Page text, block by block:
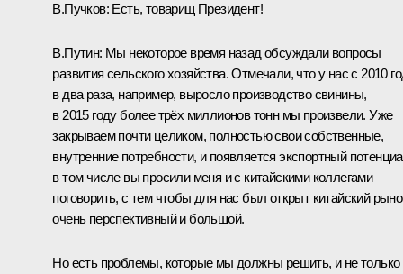
В.Пучков: Есть, товарищ Президент!
В.Путин: Мы некоторое время назад обсуждали вопросы
развития сельского хозяйства. Отмечали, что у нас с 2010
в два раза, например, выросло производство свинины,
в 2015 году более трёх миллионов тонн мы произвели. Уже
закрываем почти целиком, полностью свои собственные,
внутренние потребности, и появляется экспортный
в том числе вы просили меня и с китайскими коллегами
поговорить, с тем чтобы для нас был открыт китайский
очень перспективный и большой.
Но есть проблемы, которые мы должны решить, и не только